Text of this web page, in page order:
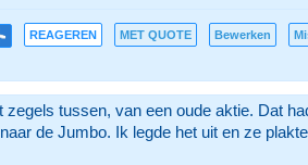
REAGEREN MET QUOTE Bewerken
tussen, van een oude aktie. Dat
de Jumbo. Ik legde het uit en ze